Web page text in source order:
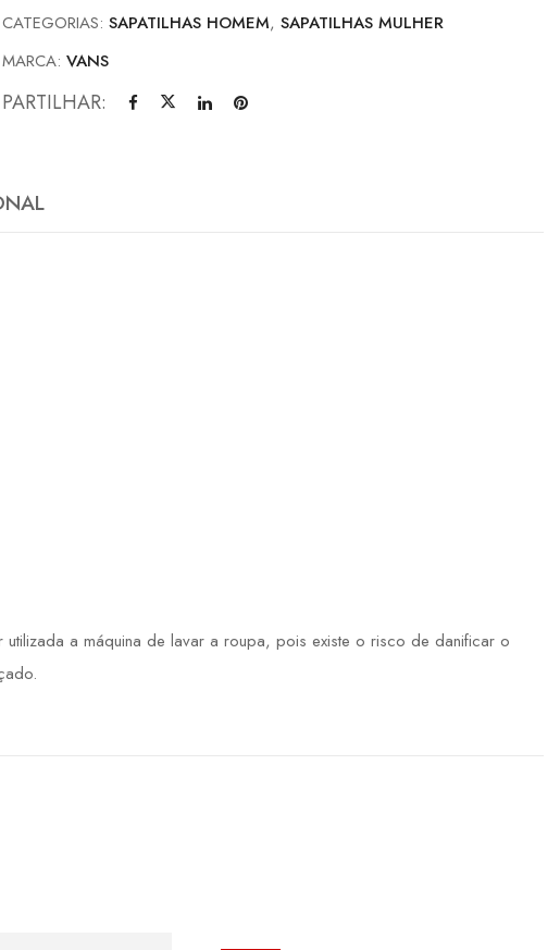
CATEGORIAS:SAPATILHAS HOMEM,SAPATILHAS MULHER
MARCA:VANS
PARTILHAR:
a máquina de lavar a roupa, pois existe o risco de danificar o